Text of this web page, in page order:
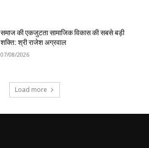
समाज की एकजुटता सामाजिक विकास की सबसे बड़ी
शक्ति: श्री राजेश अग्रवाल
07/08/2026
Load more